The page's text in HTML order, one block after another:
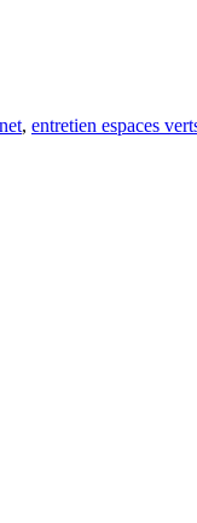
, entretien espaces